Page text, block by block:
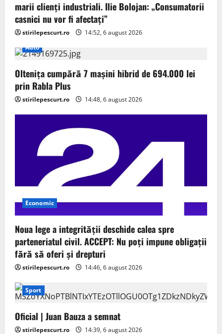
marii clienți industriali. Ilie Bolojan: „Consumatorii
casnici nu vor fi afectați”
stirilepescurt.ro
14:52, 6 august 2026
Auto
Oltenița cumpără 7 mașini hibrid de 694.000 lei
prin Rabla Plus
stirilepescurt.ro 14:48, 6 august 2026
Economic
Noua lege a integrității deschide calea spre
parteneriatul civil. ACCEPT: Nu poți impune obligații
fără să oferi și drepturi
stirilepescurt.ro 14:46, 6 august 2026
Sport
Oficial | Juan Bauza a semnat
stirilepescurt.ro 14:39, 6 august 2026